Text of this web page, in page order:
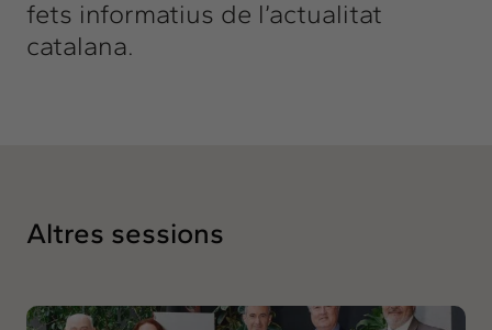
fets informatius de l’actualitat
catalana.
Altres sessions